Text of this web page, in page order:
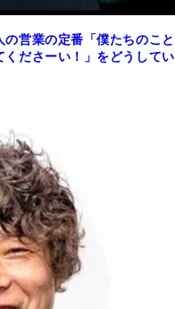
営業の定番「僕たちのこと
ださーい！」をどうしてい